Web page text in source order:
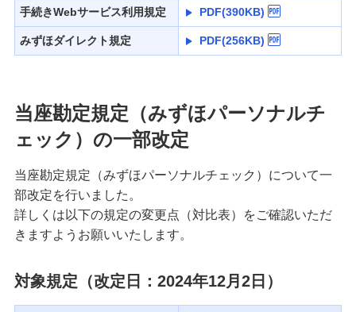
手続きWebサービス利用規定 PDF(390KB)
みずほダイレクト規定 PDF(256KB)
当座勘定規定（みずほパーソナルチ
ェック）の一部改定
当座勘定規定（みずほパーソナルチェック）について一
部改定を行いました。
詳しくは以下の規定の変更点（対比表）をご確認いただ
きますようお願いいたします。
対象規定（改定日：2024年12月2日）